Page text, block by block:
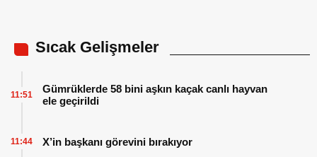
Sıcak Gelişmeler
Gümrüklerde 58 bini aşkın kaçak canlı hayvan
ele geçirildi
11:51
X’in başkanı görevini bırakıyor
11:44